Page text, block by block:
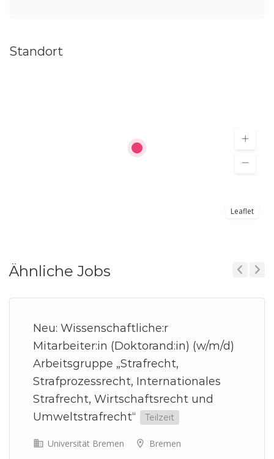
Standort
Leaflet
Ähnliche Jobs
Neu: Wissenschaftliche:r
Mitarbeiter:in (Doktorand:in) (w/m/d)
Arbeitsgruppe „Strafrecht,
Strafprozessrecht, Internationales
Strafrecht, Wirtschaftsrecht und
Umweltstrafrecht“
Teilzeit
Universität Bremen Bremen